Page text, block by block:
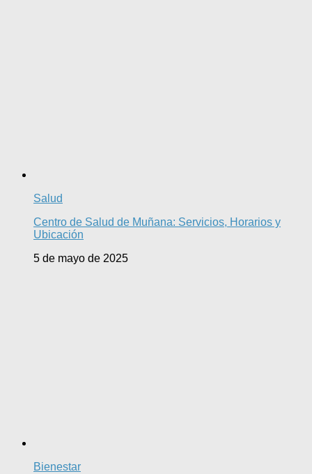
Salud
Centro de Salud de Muñana: Servicios, Horarios y
Ubicación
5 de mayo de 2025
Bienestar